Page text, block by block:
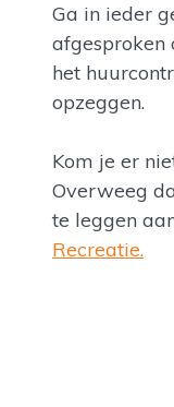
Ga in ieder
afgesproken
het
opzeggen.
Kom je er
Overweeg
te leggen
Recreatie.